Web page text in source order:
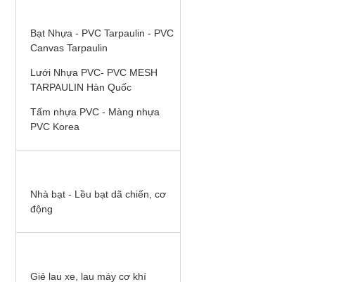
Bạt Nhựa - PVC Tarpaulin - PVC
Canvas Tarpaulin
Lưới Nhựa PVC- PVC MESH
TARPAULIN Hàn Quốc
Tấm nhựa PVC - Màng nhựa
PVC Korea
Nhà bạt - Lều bạt dã chiến, cơ
động
Giẻ lau xe, lau máy cơ khí
Áo dùng cho kho lạnh,
lạnh, điện lạnh, áo